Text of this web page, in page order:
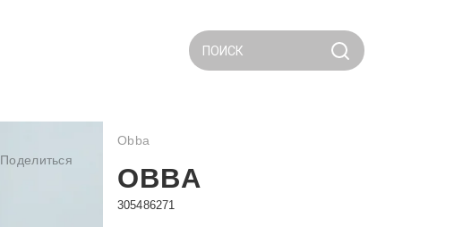
ПОИСК
Поделиться
Obba
OBBA
305486271